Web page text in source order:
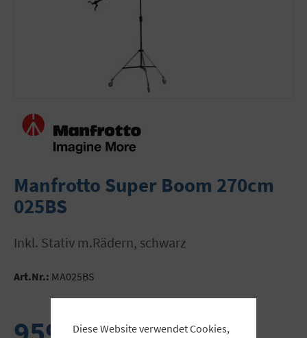
Manfrotto Super Boom 270cm
025BS
inkl. Stativ m.Rädern, schwarz
Art.Nr.: MA025BS
Diese Website verwendet Cookies,